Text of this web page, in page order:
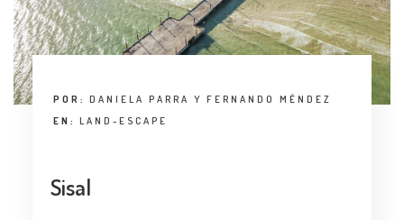
POR: DANIELA PARRA Y FERNANDO MÉNDEZ
EN: LAND-ESCAPE
Sisal